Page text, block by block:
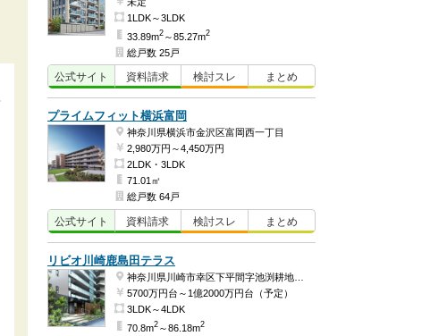
1LDK～3LDK
33.89m2 ～85.27m2
総戸数 25戸
公式サイト 資料請求 検討スレ まとめ
プライムフィット横浜富岡
神奈川県横浜市金沢区富岡西一丁目
2,980万円～4,450万円
2LDK・3LDK
71.01㎡
総戸数 64戸
公式サイト 資料請求 検討スレ まとめ
リビオ川崎鹿島田テラス
神奈川県川崎市幸区下平間字池渕耕地387番1
5700万円台～1億2000万円台（予定）
3LDK～4LDK
70.8m2 ～86.18m2